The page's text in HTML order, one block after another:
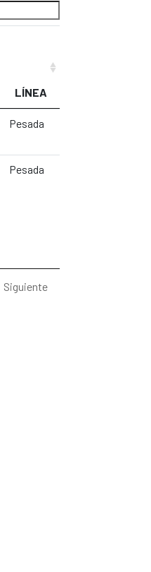
LÍNEA
Pesada
Pesada
Siguiente